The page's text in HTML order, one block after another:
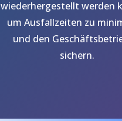
wiederhergestellt werden
um Ausfallzeiten zu
und den
sichern.